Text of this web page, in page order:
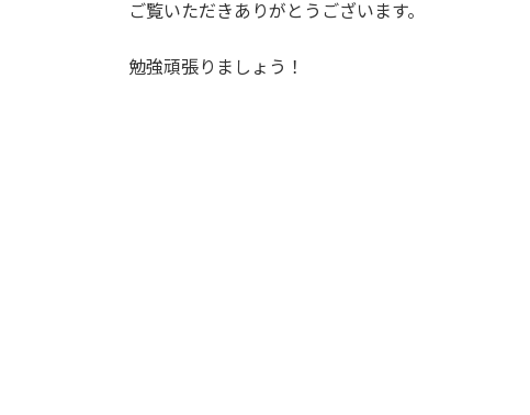
ご覧いただきありがとうございます。
勉強頑張りましょう！